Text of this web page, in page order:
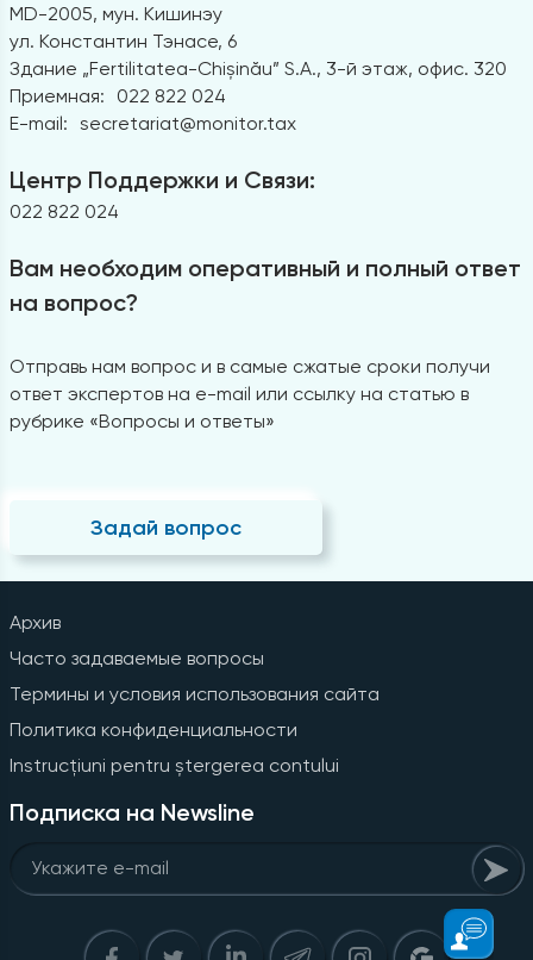
MD-2005, мун. Кишинэу
ул. Константин Тэнасе, 6
Здание „Fertilitatea-Chișinău” S.A., 3-й этаж, офис. 320
Приемная:
022 822 024
E-mail: secretariat@monitor.tax
Центр Поддержки и Связи:
022 822 024
Вам необходим оперативный и полный ответ
на вопрос?
Отправь нам вопрос и в самые сжатые сроки получи
ответ экспертов на e-mail или ссылку на статью в
рубрике «Вопросы и ответы»
Задай вопрос
Архив
Часто задаваемые вопросы
Термины и условия использования сайта
Политика конфиденциальности
Instrucțiuni pentru ștergerea contului
Подписка на Newsline